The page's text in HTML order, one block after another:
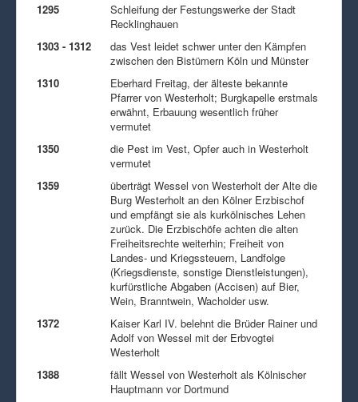
1295
Schleifung der Festungswerke der Stadt
Recklinghauen
1303 - 1312
das Vest leidet schwer unter den Kämpfen
zwischen den Bistümern Köln und Münster
1310
Eberhard Freitag, der älteste bekannte
Pfarrer von Westerholt; Burgkapelle erstmals
erwähnt, Erbauung wesentlich früher
vermutet
1350
die Pest im Vest, Opfer auch in Westerholt
vermutet
1359
überträgt Wessel von Westerholt der Alte die
Burg Westerholt an den Kölner Erzbischof
und empfängt sie als kurkölnisches Lehen
zurück. Die Erzbischöfe achten die alten
Freiheitsrechte weiterhin; Freiheit von
Landes- und Kriegssteuern, Landfolge
(Kriegsdienste, sonstige Dienstleistungen),
kurfürstliche Abgaben (Accisen) auf Bier,
Wein, Branntwein, Wacholder usw.
1372
Kaiser Karl IV. belehnt die Brüder Rainer und
Adolf von Wessel mit der Erbvogtei
Westerholt
1388
fällt Wessel von Westerholt als Kölnischer
Hauptmann vor Dortmund